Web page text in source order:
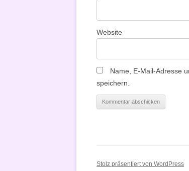
Website
Name, E-Mail-Adresse
speichern.
Stolz präsentiert von WordPress